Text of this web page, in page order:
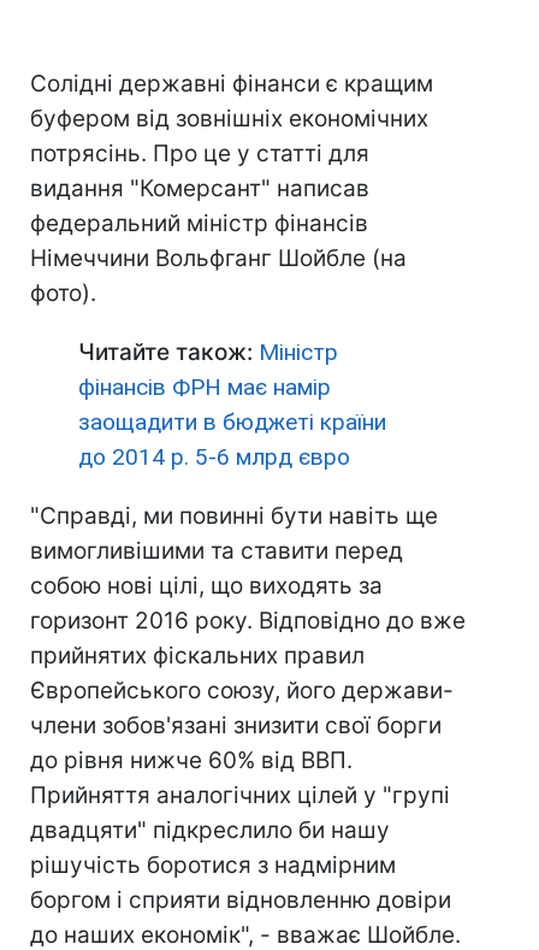
Солідні державні фінанси є кращим
буфером від зовнішніх економічних
потрясінь. Про це у статті для
видання "Комерсант" написав
федеральний міністр фінансів
Німеччини Вольфганг Шойбле (на
фото).
Читайте також: Міністр
фінансів ФРН має намір
заощадити в бюджеті країни
до 2014 р. 5-6 млрд євро
"Справді, ми повинні бути навіть ще
вимогливішими та ставити перед
собою нові цілі, що виходять за
горизонт 2016 року. Відповідно до вже
прийнятих фіскальних правил
Європейського союзу, його держави-
члени зобов'язані знизити свої борги
до рівня нижче 60% від ВВП.
Прийняття аналогічних цілей у "групі
двадцяти" підкреслило би нашу
рішучість боротися з надмірним
боргом і сприяти відновленню довіри
до наших економік", - вважає Шойбле.